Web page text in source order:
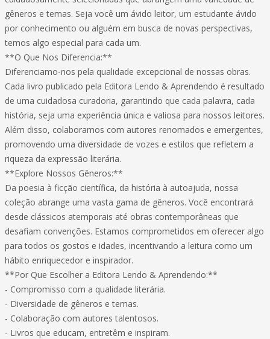
gêneros e temas. Seja você um ávido leitor, um estudante ávido
por conhecimento ou alguém em busca de novas perspectivas,
temos algo especial para cada um.
**O Que Nos Diferencia:**
Diferenciamo-nos pela qualidade excepcional de nossas obras.
Cada livro publicado pela Editora Lendo & Aprendendo é resultado
de uma cuidadosa curadoria, garantindo que cada palavra, cada
história, seja uma experiência única e valiosa para nossos leitores.
Além disso, colaboramos com autores renomados e emergentes,
promovendo uma diversidade de vozes e estilos que refletem a
riqueza da expressão literária.
**Explore Nossos Gêneros:**
Da poesia à ficção científica, da história à autoajuda, nossa
coleção abrange uma vasta gama de gêneros. Você encontrará
desde clássicos atemporais até obras contemporâneas que
desafiam convenções. Estamos comprometidos em oferecer algo
para todos os gostos e idades, incentivando a leitura como um
hábito enriquecedor e inspirador.
**Por Que Escolher a Editora Lendo & Aprendendo:**
- Compromisso com a qualidade literária.
- Diversidade de gêneros e temas.
- Colaboração com autores talentosos.
- Livros que educam, entretêm e inspiram.